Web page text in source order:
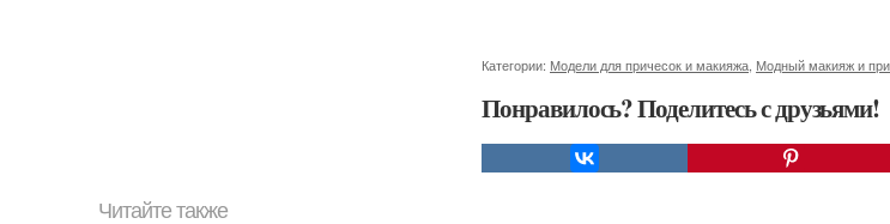
Категории: Модели для причесок и макияжа Модный макияж и
Понравилось? Поделитесь с друзьями!
Читайте также